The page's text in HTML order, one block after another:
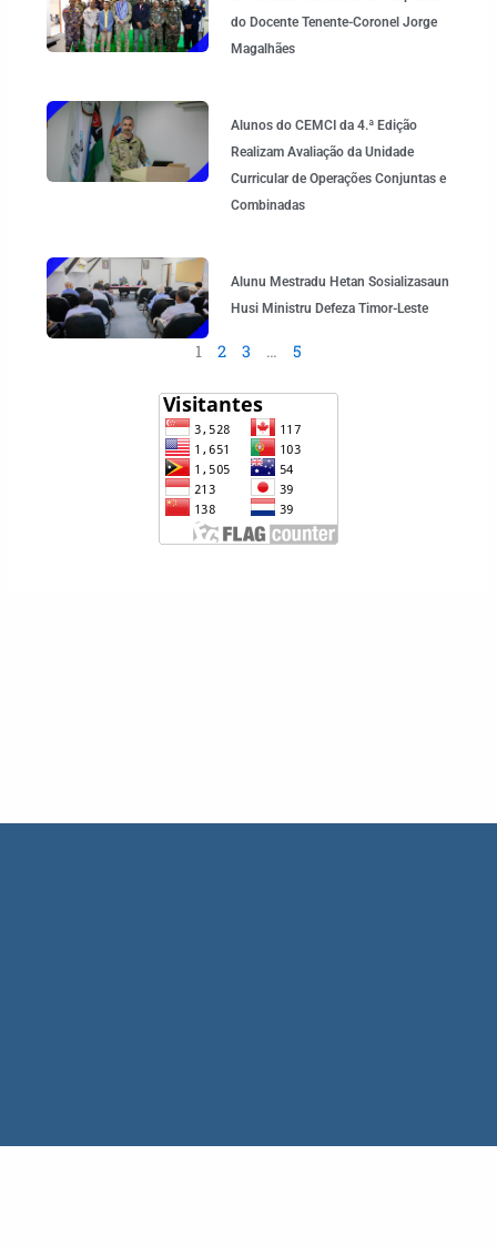
do Docente Tenente-Coronel Jorge
Magalhães
Alunos do CEMCI da 4.ª Edição
Realizam Avaliação da Unidade
Curricular de Operações Conjuntas e
Combinadas
Alunu Mestradu Hetan Sosializasaun
Husi Ministru Defeza Timor-Leste
1 2 3 … 5